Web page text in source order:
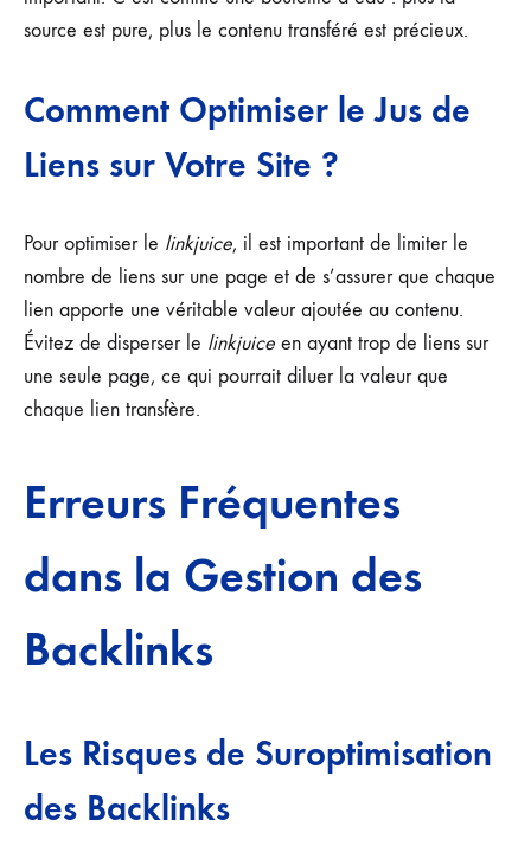
source est pure, plus le contenu transféré est précieux.
Comment Optimiser le Jus de
Liens sur Votre Site ?
Pour optimiser le linkjuice, il est important de limiter le
nombre de liens sur une page et de s’assurer que chaque
lien apporte une véritable valeur ajoutée au contenu.
Évitez de disperser le linkjuice en ayant trop de liens sur
une seule page, ce qui pourrait diluer la valeur que
chaque lien transfère.
Erreurs Fréquentes
dans la Gestion des
Backlinks
Les Risques de Suroptimisation
des Backlinks